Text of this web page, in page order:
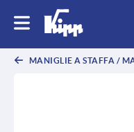
MANIGLIE A STAFFA /